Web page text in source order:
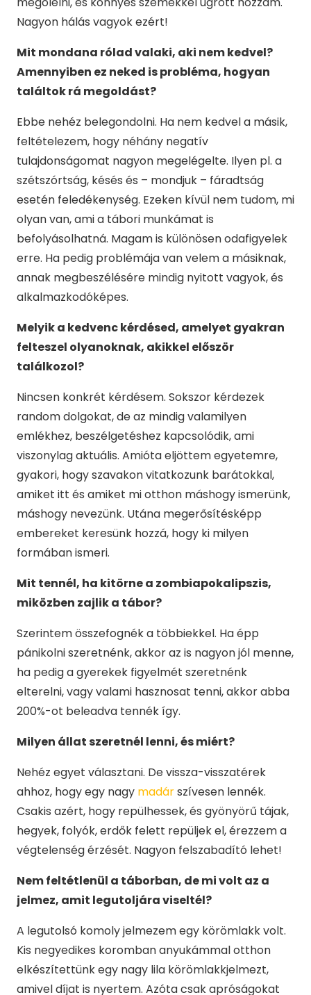
Nagyon hálás vagyok ezért!
Mit mondana rólad valaki, aki nem kedvel?
Amennyiben ez neked is probléma, hogyan
találtok rá megoldást?
Ebbe nehéz belegondolni. Ha nem kedvel a másik,
feltételezem, hogy néhány negatív
tulajdonságomat nagyon megelégelte. Ilyen pl. a
szétszórtság, késés és – mondjuk – fáradtság
esetén feledékenység. Ezeken kívül nem tudom, mi
olyan van, ami a tábori munkámat is
befolyásolhatná. Magam is különösen odafigyelek
erre. Ha pedig problémája van velem a másiknak,
annak megbeszélésére mindig nyitott vagyok, és
alkalmazkodóképes.
Melyik a kedvenc kérdésed, amelyet gyakran
felteszel olyanoknak, akikkel először
találkozol?
Nincsen konkrét kérdésem. Sokszor kérdezek
random dolgokat, de az mindig valamilyen
emlékhez, beszélgetéshez kapcsolódik, ami
viszonylag aktuális. Amióta eljöttem egyetemre,
gyakori, hogy szavakon vitatkozunk barátokkal,
amiket itt és amiket mi otthon máshogy ismerünk,
máshogy nevezünk. Utána megerősítésképp
embereket keresünk hozzá, hogy ki milyen
formában ismeri.
Mit tennél, ha kitörne a zombiapokalipszis,
miközben zajlik a tábor?
Szerintem összefognék a többiekkel. Ha épp
pánikolni szeretnénk, akkor az is nagyon jól menne,
ha pedig a gyerekek figyelmét szeretnénk
elterelni, vagy valami hasznosat tenni, akkor abba
200%-ot beleadva tennék így.
Milyen állat szeretnél lenni, és miért?
Nehéz egyet választani. De vissza-visszatérek
ahhoz, hogy egy nagy madárszívesen lennék.
Csakis azért, hogy repülhessek, és gyönyörű tájak,
hegyek, folyók, erdők felett repüljek el, érezzem a
végtelenség érzését. Nagyon felszabadító lehet!
Nem feltétlenül a táborban, de mi volt az a
jelmez, amit legutoljára viseltél?
A legutolsó komoly jelmezem egy körömlakk volt.
Kis negyedikes koromban anyukámmal otthon
elkészítettünk egy nagy lila körömlakkjelmezt,
amivel díjat is nyertem. Azóta csak apróságokat